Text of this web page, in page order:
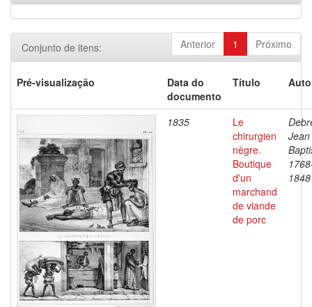
Anterior 1 Próximo
Conjunto de itens:
Pré-visualização
Data do
documento
Título
1835
Le
chirurgien
nègre.
Boutique
d'un
marchand
de viande
de porc
Jean
1848